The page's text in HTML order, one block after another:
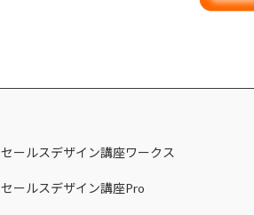
セールスデザイン講座ワークス
セールスデザイン講座Pro